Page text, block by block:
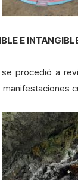
E
procedió a